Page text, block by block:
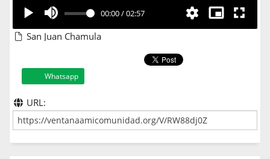
00:00/02:57
San Juan Chamula
Whatsapp
URL: